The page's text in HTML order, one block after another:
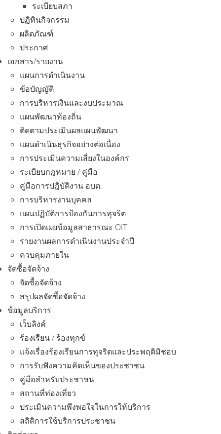
ระเบียบสภา
ปฏิทินกิจกรรม
ผลิตภัณฑ์
ประกาศ
เอกสาร/รายงาน
แผนการดำเนินงาน
ข้อบัญญัติ
การบริหารเงินและงบประมาณ
แผนพัฒนาท้องถิ่น
ติดตามประเมินผลแผนพัฒนา
แผนดำเนินธุรกิจอย่างต่อเนื่อง
การประเมินความเสี่ยงในองค์กร
ระเบียบกฎหมาย / คู่มือ
คู่มือการปฎิบัติงาน อบต.
การบริหารงานบุคคล
แผนปฏิบัติการป้องกันการทุจริต
การเปิดเผยข้อมูลสาธารณะ OIT
รายงานผลการดำเนินงานประจำปี
ควบคุมภายใน
จัดซื้อจัดจ้าง
จัดซื้อจัดจ้าง
สรุปผลจัดซื้อจัดจ้าง
ข้อมูลบริการ
เว็บลิงค์
ร้องเรียน / ร้องทุกข์
แจ้งเรื่องร้องเรียนการทุจริตและประพฤติมิชอบ
การรับฟังความคิดเห็นของประชาชน
คู่มือสำหรับประชาชน
สถานที่ท่องเที่ยว
ประเมินความพึงพอใจในการให้บริการ
สถิติการใช้บริการประชาชน